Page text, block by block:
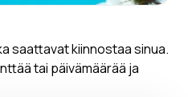
saattavat kiinnostaa sinua.
tai päivämäärää ja